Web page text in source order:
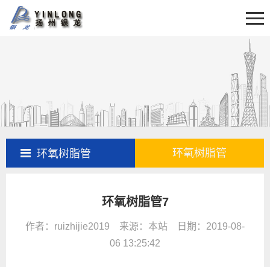
产品百科
联系我们
环氧树脂管 环氧树脂管
环氧树脂管7
作者：ruizhijie2019 来源：本站 日期：2019-08-
06 13:25:42